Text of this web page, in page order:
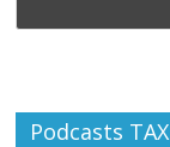
Podcasts